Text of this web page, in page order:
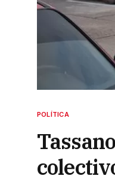
POLÍTICA